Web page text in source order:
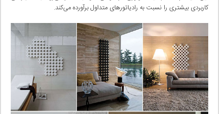
کاربردی بیشتری را نسبت به رادیاتورهای متداول برآورده می‌کند.